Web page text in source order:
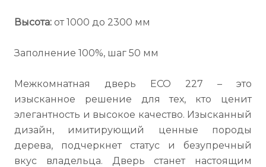
Высота: от 1000 до 2300 мм
Заполнение 100%, шаг 50 мм
Межкомнатная дверь ECO 227 – это
изысканное решение для тех, кто ценит
элегантность и высокое качество. Изысканный
дизайн, имитирующий ценные породы
дерева, подчеркнет статус и безупречный
вкус владельца. Дверь станет настоящим